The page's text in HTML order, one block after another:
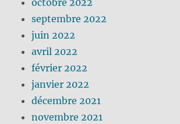
septembre 2022
juin 2022
avril 2022
février 2022
janvier 2022
décembre 2021
novembre 2021